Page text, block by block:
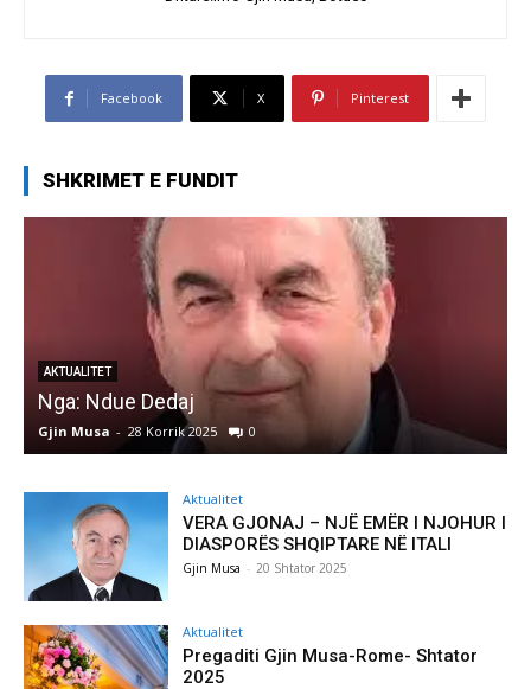
Facebook X Pinterest
SHKRIMET E FUNDIT
AKTUALITET
Nga: Ndue Dedaj
Gjin Musa - 28 Korrik 2025 0
Aktualitet
VERA GJONAJ – NJË EMËR I NJOHUR I
DIASPORËS SHQIPTARE NË ITALI
Gjin Musa - 20 Shtator 2025
Aktualitet
Pregaditi Gjin Musa-Rome- Shtator
2025